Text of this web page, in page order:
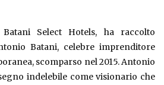
Select Hotels, ha raccolto
Batani, celebre imprenditore
scomparso nel 2015. Antonio
indelebile come visionario che